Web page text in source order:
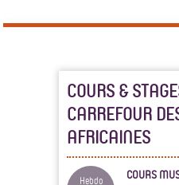
COURS &
CARREFOUR
AFRICAINES
Hebdo COURS